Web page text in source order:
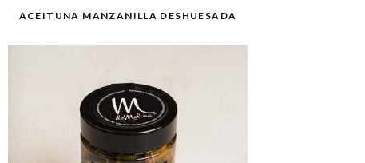
ACEITUNA MANZANILLA DESHUESADA